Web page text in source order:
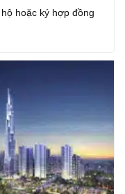
hoặc ký hợp đồng